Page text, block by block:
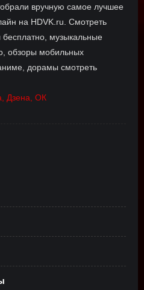
вручную самое лучшее
на HDVK.ru. Смотреть
музыкальные
обзоры мобильных
дорамы смотреть
Дзена, ОК